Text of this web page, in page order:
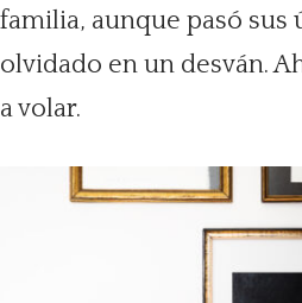
familia, aunque pasó sus
olvidado en un desván.
a volar.